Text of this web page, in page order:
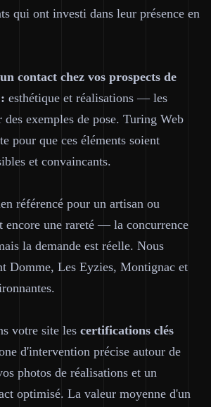
qui ont investi dans leur présence en
contact chez vos prospects de
esthétique et réalisations — les
exemples de pose. Turing Web
pour que ces éléments soient
et convaincants.
référencé pour un artisan ou
encore une rareté — la concurrence
la demande est réelle. Nous
Domme, Les Eyzies, Montignac et
votre site les certifications clés
d'intervention précise autour de
photos de réalisations et un
optimisé. La valeur moyenne d'un